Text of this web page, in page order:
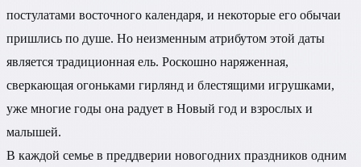
постулатами восточного календаря, и некоторые его обычаи
пришлись по душе. Но неизменным атрибутом этой даты
является традиционная ель. Роскошно наряженная,
сверкающая огоньками гирлянд и блестящими игрушками,
уже многие годы она радует в Новый год и взрослых и
малышей.
В каждой семье в преддверии новогодних праздников одним